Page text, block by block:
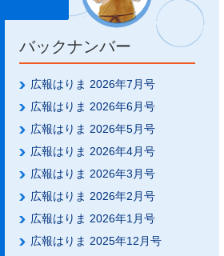
バックナンバー
広報はりま 2026年7月号
広報はりま 2026年6月号
広報はりま 2026年5月号
広報はりま 2026年4月号
広報はりま 2026年3月号
広報はりま 2026年2月号
広報はりま 2026年1月号
広報はりま 2025年12月号